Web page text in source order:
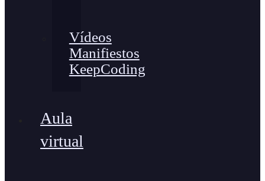
Vídeos
Manifiestos
KeepCoding
Aula
virtual